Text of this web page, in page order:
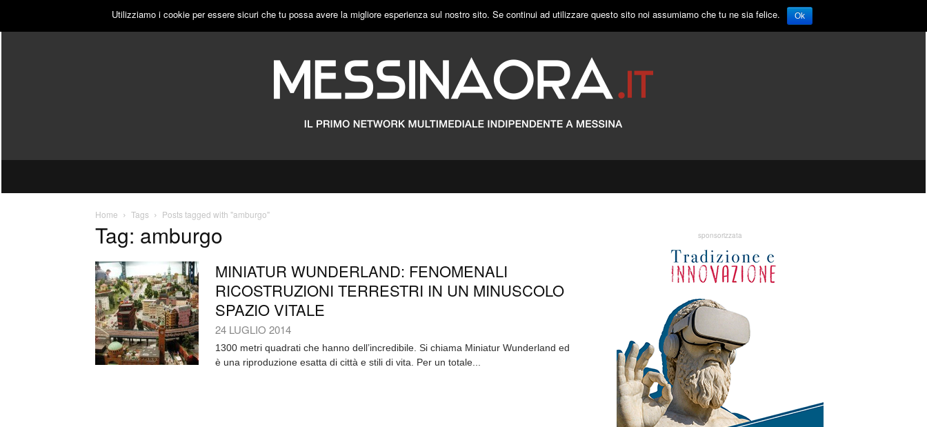
GIOVEDÌ, 6 AGOSTO 2026 PUBBLICITÀ
Home Tags Posts tagged with "amburgo"
Tag: amburgo
MINIATUR WUNDERLAND: FENOMENALI
RICOSTRUZIONI TERRESTRI IN UN MINUSCOLO
SPAZIO VITALE
24 LUGLIO 2014
1300 metri quadrati che hanno dell’incredibile. Si chiama Miniatur Wunderland ed
è una riproduzione esatta di città e stili di vita. Per un totale...
sponsorizzata
Utilizziamo i cookie per essere sicuri che tu possa avere la migliore esperienza sul nostro sito. Se continui ad utilizzare questo sito noi assumiamo che tu ne sia felice. Ok